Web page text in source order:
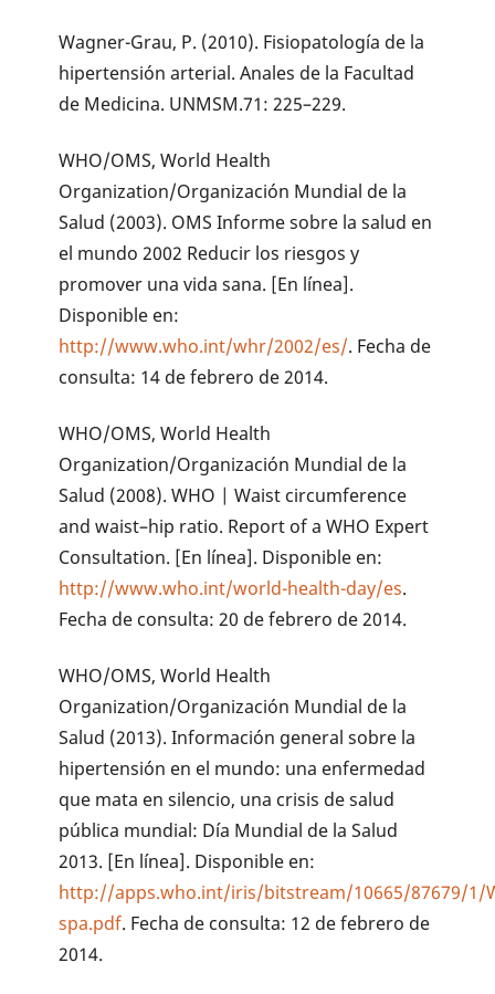
Wagner-Grau, P. (2010). Fisiopatología de la
hipertensión arterial. Anales de la Facultad
de Medicina. UNMSM.71: 225–229.
WHO/OMS, World Health
Organization/Organización Mundial de la
Salud (2003). OMS Informe sobre la salud en
el mundo 2002 Reducir los riesgos y
promover una vida sana. [En línea].
Disponible en:
http://www.who.int/whr/2002/es/. Fecha de
consulta: 14 de febrero de 2014.
WHO/OMS, World Health
Organization/Organización Mundial de la
Salud (2008). WHO | Waist circumference
and waist–hip ratio. Report of a WHO Expert
Consultation. [En línea]. Disponible en:
http://www.who.int/world-health-day/es.
Fecha de consulta: 20 de febrero de 2014.
WHO/OMS, World Health
Organization/Organización Mundial de la
Salud (2013). Información general sobre la
hipertensión en el mundo: una enfermedad
que mata en silencio, una crisis de salud
pública mundial: Día Mundial de la Salud
2013. [En línea]. Disponible en:
http://apps.who.int/iris/bitstream/10665/87679/1/
spa.pdf. Fecha de consulta: 12 de febrero de
2014.